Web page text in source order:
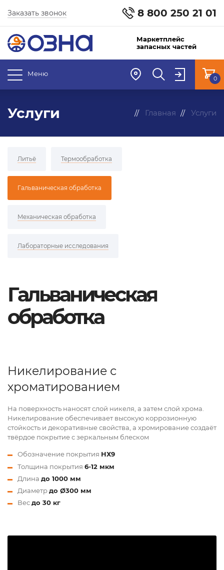
8 800 250 21 01
Заказать звонок
Маркетплейс
запасных частей
Меню
0
Услуги Главная Услуги
Литьё Термообработка
Гальваническая обработка
Механическая обработка
Лабораторные исследования
Гальваническая
обработка
Никелирование с
хроматированием
На поверхность наносят слой никеля, а затем слой хрома.
Никелирование обеспечивает высокую коррозионную
стойкость и декоративные свойства, а хромирование создаёт
твёрдое покрытие с зеркальным блеском
Обозначение покрытия НХ9
Толщина покрытия 6-12 мкм
Длина до 1000 мм
Диаметрдо Ø300 мм
Весдо 30 кг